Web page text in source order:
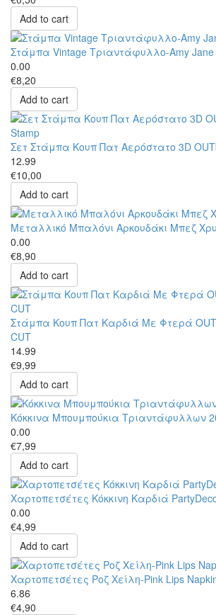
Add to cart
Στάμπα Vintage Τριαντάφυλλο-Amy Jane
0.00
€8,20
Add to cart
Σετ Στάμπα Κουπ Πατ Αερόστατο 3D
12.99
€10,00
Add to cart
Μεταλλικό Μπαλόνι Αρκουδάκι Μπεζ
0.00
€8,90
Add to cart
Στάμπα Κουπ Πατ Καρδιά Με Φτερά
CUT
14.99
€9,99
Add to cart
Κόκκινα Μπουμπούκια Τριαντάφυλλων
0.00
€7,99
Add to cart
Χαρτοπετσέτες Κόκκινη Καρδιά
0.00
€4,99
Add to cart
Χαρτοπετσέτες Ροζ Χείλη-Pink Lips
6.86
€4,90